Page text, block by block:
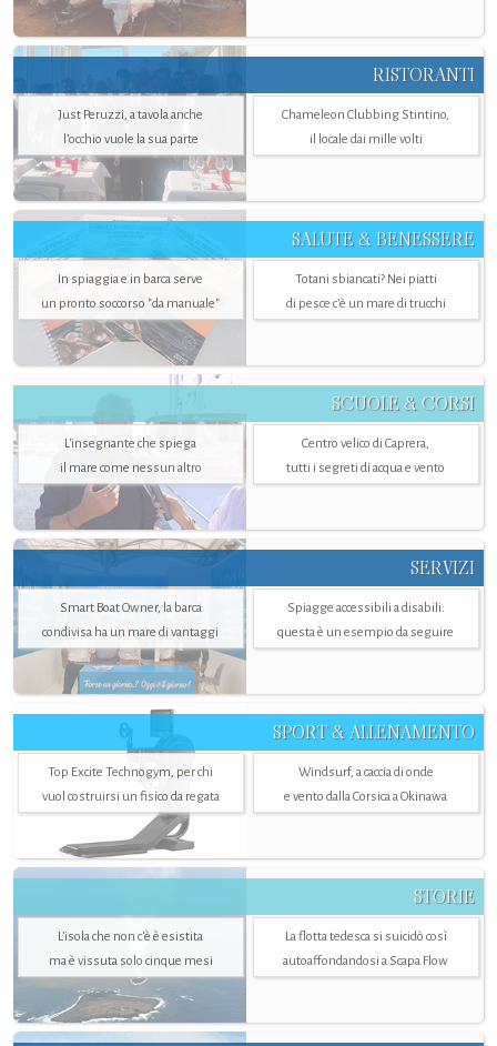
RISTORANTI
Just Peruzzi, a tavola anche
l’occhio vuole la sua parte
Chameleon Clubbing Stintino,
il locale dai mille volti
SALUTE & BENESSERE
In spiaggia e in barca serve
un pronto soccorso "da manuale"
Totani sbiancati? Nei piatti
di pesce c'è un mare di trucchi
SCUOLE & CORSI
L'insegnante che spiega
il mare come nessun altro
Centro velico di Caprera,
tutti i segreti di acqua e vento
SERVIZI
Smart Boat Owner, la barca
condivisa ha un mare di vantaggi
Spiagge accessibili a disabili:
questa è un esempio da seguire
SPORT & ALLENAMENTO
Top Excite Technogym, per chi
vuol costruirsi un fisico da regata
Windsurf, a caccia di onde
e vento dalla Corsica a Okinawa
STORIE
L’isola che non c'è è esistita
ma è vissuta solo cinque mesi
La flotta tedesca si suicidò così
autoaffondandosi a Scapa Flow